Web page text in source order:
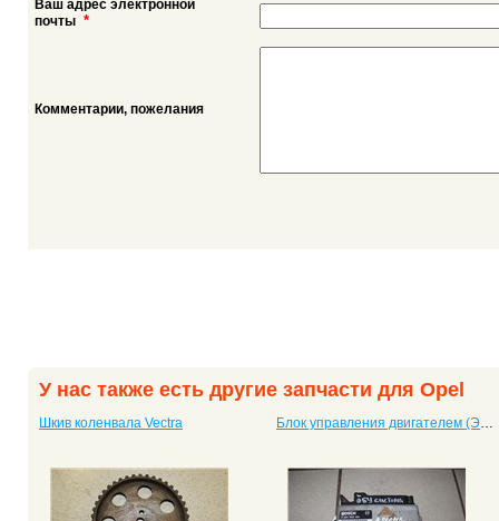
Ваш адрес электронной
почты *
Комментарии, пожелания
У нас также есть другие запчасти для Opel
Шкив коленвала Vectra Блок управления двигателем (ЭБУ, мозги) Vectra